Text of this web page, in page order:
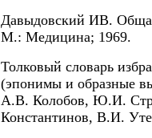
Давыдовский ИВ.
М.: Медицина; 1969.
Толковый словарь
(эпонимы и образные
А.В. Колобов, Ю.И.
Константинов, В.И.